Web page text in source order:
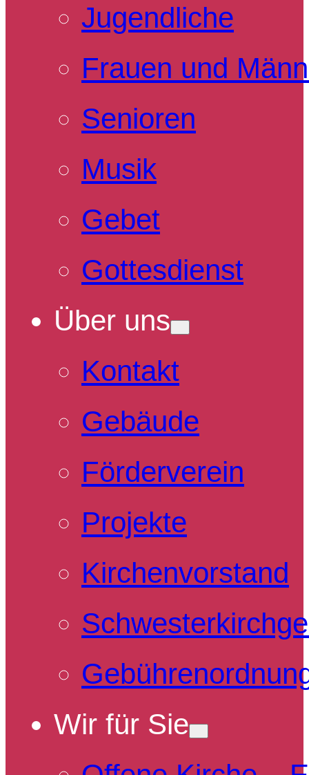
Jugendliche
Frauen und
Senioren
Musik
Gebet
Gottesdienst
Über uns
Kontakt
Gebäude
Förderverein
Projekte
Kirchenvorstand
Wir für Sie